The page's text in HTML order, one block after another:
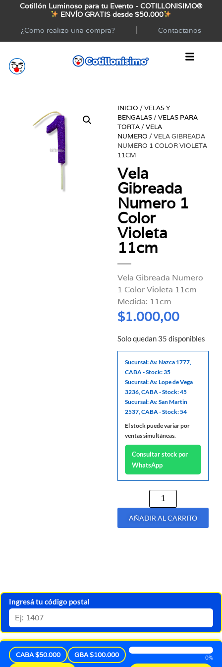
Cotillón Luminoso para tu Evento - COTILLONISIMO®
ENVÍO GRATIS desde $50.000
¿Como realizo una compra?
Contactanos
INICIO /VELAS Y
BENGALAS /VELAS PARA
TORTA /VELA
NUMERO / VELA GIBREADA
NUMERO 1 COLOR VIOLETA
11CM
Vela
Gibreada
Numero 1
Color
Violeta
11cm
Vela Gibreada Numero
1 Color Violeta 11cm
Medida: 11cm
$1.000,00
Solo quedan 35 disponibles
Sucursal: Av. Nazca 1777,
CABA - Stock: 35
Sucursal: Av. Lope de Vega
3236, CABA - Stock: 45
Sucursal: Av. San Martin
2537, CABA - Stock: 54
El stock puede variar por
ventas simultáneas.
Consultar stock por
WhatsApp
AÑADIR AL CARRITO
Ingresá tu código postal
CABA $50.000 GBA $100.000 0%